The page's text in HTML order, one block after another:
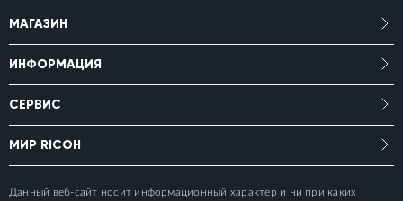
МАГАЗИН
ИНФОРМАЦИЯ
СЕРВИС
МИР RICOH
Данный веб-сайт носит информационный характер и ни при каких